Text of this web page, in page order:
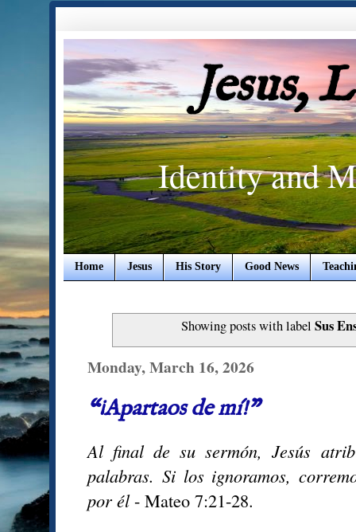
Jesus,
Identity and
Home Jesus His Story Good News
Showing posts with label Sus
Monday, March 16, 2026
“¡Apartaos de mí!”
Al final de su sermón, Jesús
palabras. Si los ignoramos,
por él- Mateo 7:21-28.